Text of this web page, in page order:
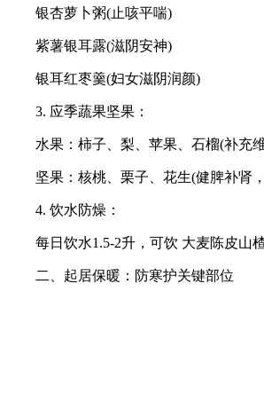
银杏萝卜粥(止咳平喘)
紫薯银耳露(滋阴安神)
银耳红枣羹(妇女滋阴润颜)
3. 应季蔬果坚果：
水果：柿子、梨、苹果、石榴(补充维
坚果：核桃、栗子、花生(健脾补肾，
4. 饮水防燥：
每日饮水1.5-2升，可饮 大麦陈皮山楂
二、起居保暖：防寒护关键部位